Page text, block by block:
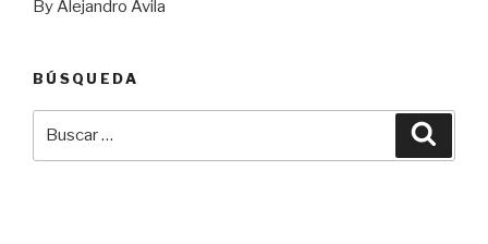
By Alejandro Avila
BÚSQUEDA